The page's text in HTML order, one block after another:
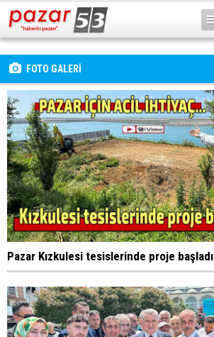
FOTO GALERİ
Pazar Kızkulesi tesislerinde proje başladı